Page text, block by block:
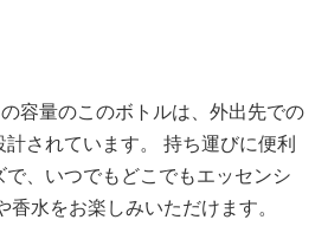
容量のこのボトルは、外出先での
されています。 持ち運びに便利
で、いつでもどこでもエッセンシ
香水をお楽しみいただけます。